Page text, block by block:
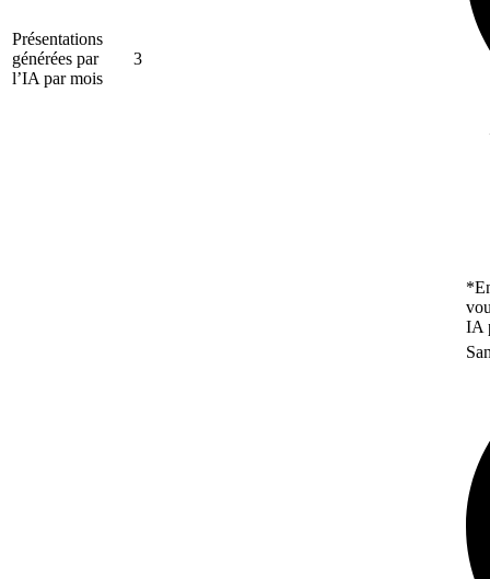
Présentations
générées par
l’IA par mois
3
IA